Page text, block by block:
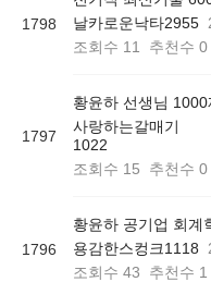
1798
날카로운낙타2955
조회수 11 추천수 0
1797
사랑하는갈매기
1022
조회수 15 추천수 0
1796
황윤하 공기업 회계
용감한스컹크1118
조회수 43 추천수 1